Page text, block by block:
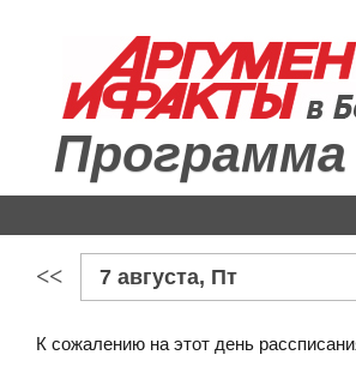
Программа
<< 7 августа, Пт
К сожалению на этот день